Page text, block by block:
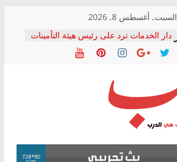
السبت, أغسطس 8, 2026
دار الخدمات ترد على رئيس هيئة التأمينات
بعد مؤتمره الصحفي: إنكار الأزمة لا ينهي
معاناة أصحاب المعاشات.. ونطالب بكشف
فرحات سليمان يكتب: القطاع الصحي إلى
أين؟
حزب التحالف الشعبي يطلق لجنة “الحق
في الصحة” بالإسكندرية لرصد الانتهاكات
ودعم المرضى
الوزاري لمدينة الصحفيين.. وانتهاء أعمال